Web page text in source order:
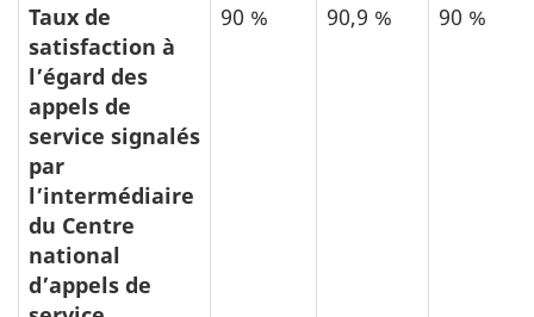
Taux de
satisfaction à
l’égard des
appels de
service signalés
par
l’intermédiaire
du Centre
national
d’appels de
90 % 90,9 % 90 %